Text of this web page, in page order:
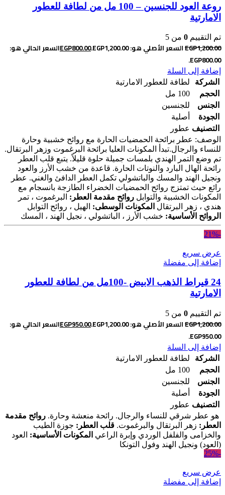
روعة العود للجنسين – 100 مل من لطافة للعطور
الامارتية
تم التقييم 0 من 5
EGP1,200.00 السعر الأصلي هو: EGP1,200.00. EGP800.00
السعر الحالي هو:
EGP800.00.
إضافة إلى السلة
الشركة
لطافة للعطور الامارتية
الحجم
100 مل
الجنس
للجنسين
الجودة
أصلية
التصنيف عطور
الوصف: عطر برائحة الحمضيات الحارة مع روائح خشبية وحارة
للنساء والرجال.تبدأ المكونات العليا برائحة البرغموت وزهر البرتقال.
تم وضع التمر الهندي بلمسات جميلة حلوة قليلاً. يتبع قلب العطر
رائحة الهال البارد والنوتات الحارة. قاعدة من خشب الأرز والعود
ونجيل الهند والمسك والباتشولي تكمل العطر الدافئ والغني. عطر
رائع حيث تمتزج روائح الحمضيات الخضراء الطازجة بانسجام مع
المكونات الخشبية والتوابل روائح مقدمة العطر: البرغموت ، تمر
هندي ، زهر البرتقال المكونات الوسطى: الهيل ، روائح التوابل
الروائح الأساسية: خشب الأرز ، الباتشولي ، نجيل الهند ، المسك
-21%
عرض سريع
إضافة إلى مفضلة
24 قيراط الذهب الابيض -100مل من لطافة للعطور
الامارتية
تم التقييم 0 من 5
EGP1,200.00 السعر الأصلي هو: EGP1,200.00. EGP950.00
السعر الحالي هو:
EGP950.00.
إضافة إلى السلة
الشركة
لطافة للعطور الامارتية
الحجم
100 مل
الجنس
للجنسين
الجودة
أصلية
التصنيف عطور
هو عطر شرقي للنساء والرجال. رائحة منعشة وحارة. روائح مقدمة
العطر: زهر البرتقال والبرغموت. قلب العطر: جوزة الطيب
والخزامى والفلفل الوردي وإبرة الراعي المكونات الأساسية: العود
(العود) ونجيل الهند وفول التونكا
-25%
عرض سريع
إضافة إلى مفضلة